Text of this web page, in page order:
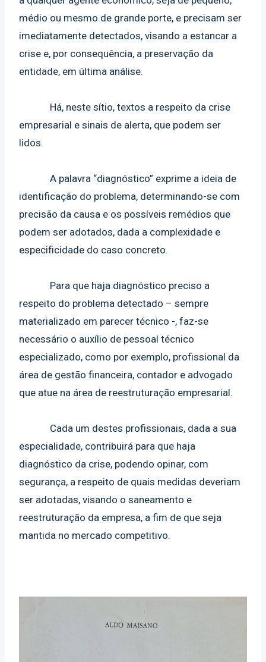
médio ou mesmo de grande porte, e precisam ser
imediatamente detectados, visando a estancar a
crise e, por consequência, a preservação da
entidade, em última análise.
Há, neste sítio, textos a respeito da crise
empresarial e sinais de alerta, que podem ser
lidos.
A palavra “diagnóstico” exprime a ideia de
identificação do problema, determinando-se com
precisão da causa e os possíveis remédios que
podem ser adotados, dada a complexidade e
especificidade do caso concreto.
Para que haja diagnóstico preciso a
respeito do problema detectado – sempre
materializado em parecer técnico -, faz-se
necessário o auxílio de pessoal técnico
especializado, como por exemplo, profissional da
área de gestão financeira, contador e advogado
que atue na área de reestruturação empresarial.
Cada um destes profissionais, dada a sua
especialidade, contribuirá para que haja
diagnóstico da crise, podendo opinar, com
segurança, a respeito de quais medidas deveriam
ser adotadas, visando o saneamento e
reestruturação da empresa, a fim de que seja
mantida no mercado competitivo.